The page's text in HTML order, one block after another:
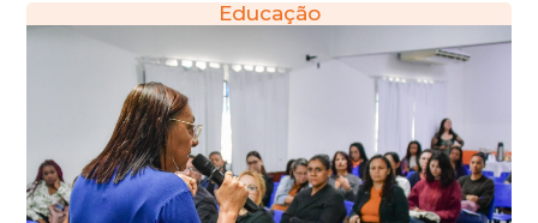
Educação